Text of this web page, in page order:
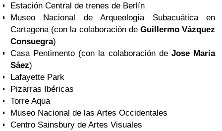
Estación Central de trenes de Berlín
Museo Nacional de Arqueología Subacuática en
Cartagena (con la colaboración de Guillermo Vázquez
Consuegra)
Casa Pentimento (con la colaboración de Jose Maria
Sáez)
Lafayette Park
Pizarras Ibéricas
Torre Aqua
Museo Nacional de las Artes Occidentales
Centro Sainsbury de Artes Visuales